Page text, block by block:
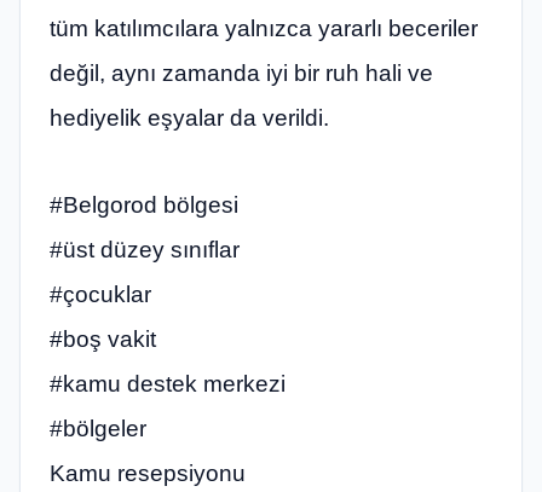
tüm katılımcılara yalnızca yararlı beceriler
değil, aynı zamanda iyi bir ruh hali ve
hediyelik eşyalar da verildi.
#Belgorod bölgesi
#üst düzey sınıflar
#çocuklar
#boş vakit
#kamu destek merkezi
#bölgeler
Kamu resepsiyonu